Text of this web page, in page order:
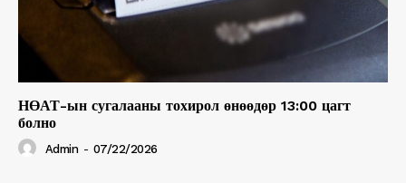
НӨАТ-ын сугалааны тохирол өнөөдөр 13:00 цагт
болно
Admin - 07/22/2026